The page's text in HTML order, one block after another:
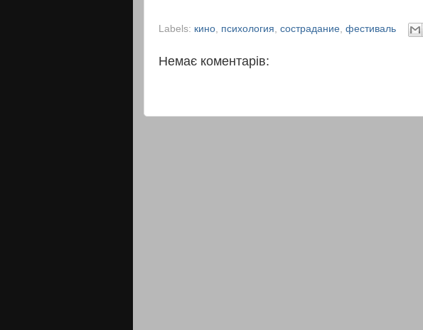
Labels: кино психология сострадание фестиваль
Немає коментарів: